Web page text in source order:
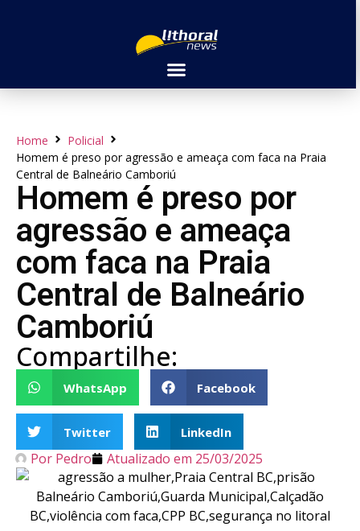
Home
Policial
Homem é preso por agressão e ameaça com faca na Praia
Central de Balneário Camboriú
Homem é preso por
agressão e ameaça
com faca na Praia
Central de Balneário
Camboriú
Compartilhe:
WhatsApp Facebook
Twitter LinkedIn
Por Pedro Atualizado em 25/03/2025